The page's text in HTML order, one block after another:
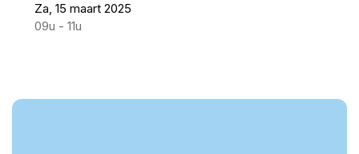
Za, 15 maart 2025
09u - 11u